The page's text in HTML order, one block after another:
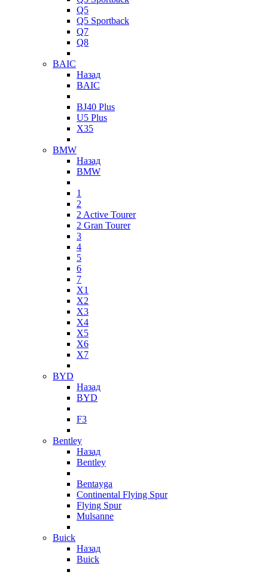
Q5
Q5 Sportback
Q7
Q8
BAIC
Назад
BAIC
BJ40 Plus
U5 Plus
X35
BMW
Назад
BMW
1
2
2 Active Tourer
2 Gran Tourer
3
4
5
6
7
X1
X2
X3
X4
X5
X6
X7
BYD
Назад
BYD
F3
Bentley
Назад
Bentley
Bentayga
Continental Flying Spur
Flying Spur
Mulsanne
Buick
Назад
Buick